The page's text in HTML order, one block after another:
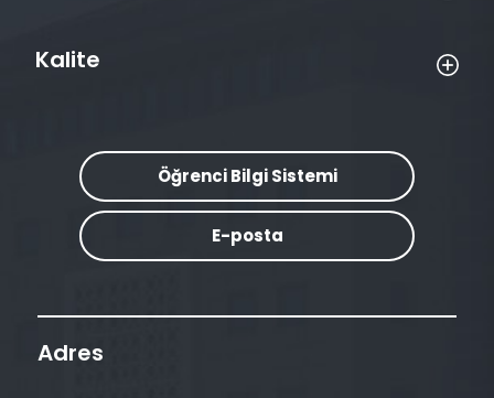
Kalite
Öğrenci Bilgi Sistemi
E-posta
Adres